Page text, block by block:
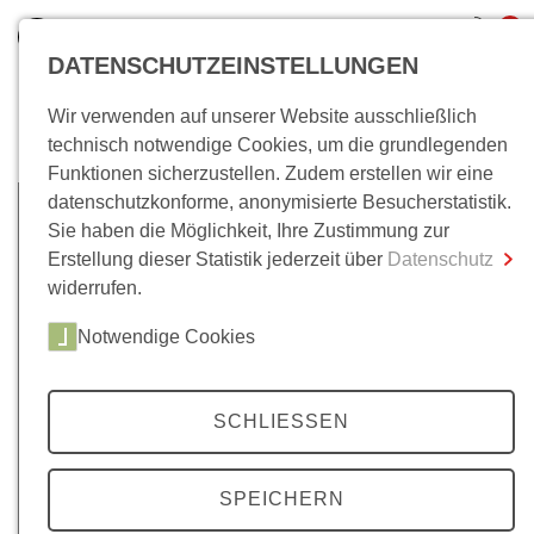
inkl. MwSt.
0,00 €
Zum Warenkorb Zur Kasse
Bücher/E-Books
DATENSCHUTZEINSTELLUNGEN
Wir verwenden auf unserer Website ausschließlich
technisch notwendige Cookies, um die grundlegenden
Funktionen sicherzustellen. Zudem erstellen wir eine
datenschutzkonforme, anonymisierte Besucherstatistik.
Sie haben die Möglichkeit, Ihre Zustimmung zur
Erstellung dieser Statistik jederzeit über Datenschutz
widerrufen.
Notwendige Cookies
SCHLIESSEN
SPEICHERN